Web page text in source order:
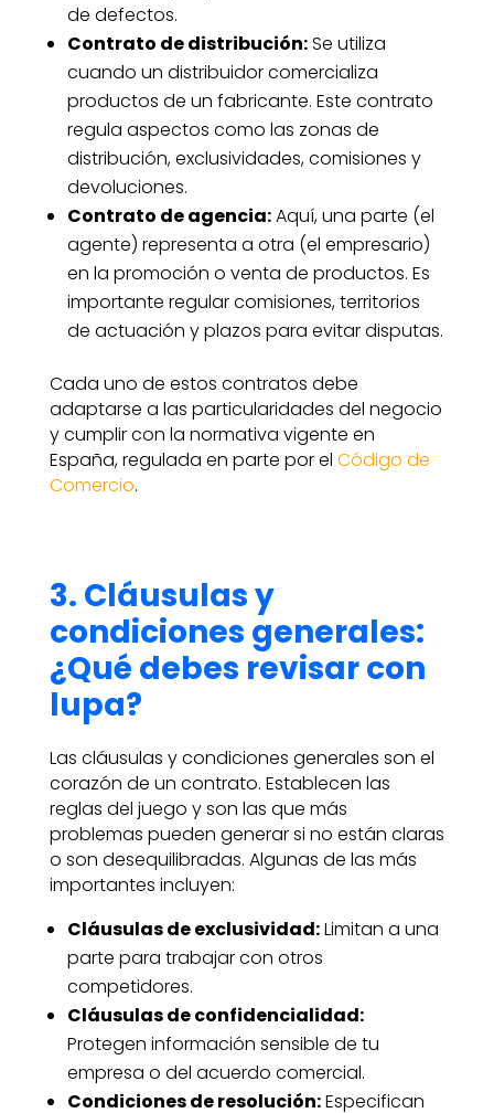
de defectos.
Contrato de distribución:Se utiliza
cuando un distribuidor comercializa
productos de un fabricante. Este contrato
regula aspectos como las zonas de
distribución, exclusividades, comisiones y
devoluciones.
Contrato de agencia:Aquí, una parte (el
agente) representa a otra (el empresario)
en la promoción o venta de productos. Es
importante regular comisiones, territorios
de actuación y plazos para evitar disputas.
Cada uno de estos contratos debe
adaptarse a las particularidades del negocio
y cumplir con la normativa vigente en
España, regulada en parte por el Código de
Comercio.
3. Cláusulas y
condiciones generales:
¿Qué debes revisar con
lupa?
Las cláusulas y condiciones generales son el
corazón de un contrato. Establecen las
reglas del juego y son las que más
problemas pueden generar si no están claras
o son desequilibradas. Algunas de las más
importantes incluyen:
Cláusulas de exclusividad:Limitan a una
parte para trabajar con otros
competidores.
Cláusulas de confidencialidad:
Protegen información sensible de tu
empresa o del acuerdo comercial.
Condiciones de resolución:Especifican